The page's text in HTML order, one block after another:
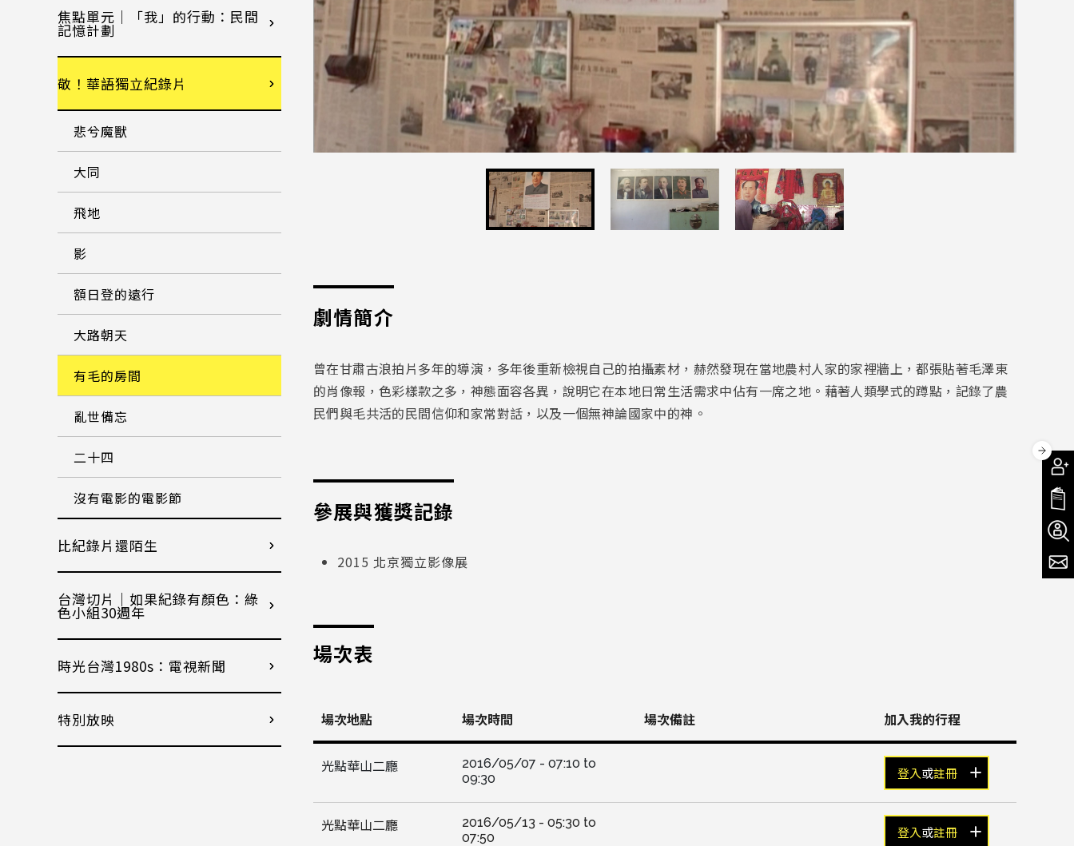
劇情簡介
曾在甘肅古浪拍片多年的導演，多年後重新檢視自己的拍攝素材，赫然發現在當地農村人家的家裡牆上，都張貼著毛澤東
的肖像報，色彩樣款之多，神態面容各異，說明它在本地日常生活需求中佔有一席之地。藉著人類學式的蹲點，記錄了農
民們與毛共活的民間信仰和家常對話，以及一個無神論國家中的神。
參展與獲獎記錄
2015 北京獨立影像展
場次表
場次地點 場次時間 場次備註 加入我的行程
光點華山二廳 2016/05/07 - 07:10 to
09:30
登入或註冊
光點華山二廳 2016/05/13 - 05:30 to
07:50
登入或註冊
焦點單元｜「我」的行動：民間
記憶計劃
敬！華語獨立紀錄片
悲兮魔獸
大同
飛地
影
額日登的遠行
大路朝天
有毛的房間
亂世備忘
二十四
沒有電影的電影節
比紀錄片還陌生
台灣切片｜如果紀錄有顏色：綠
色小組30週年
時光台灣1980s：電視新聞
特別放映